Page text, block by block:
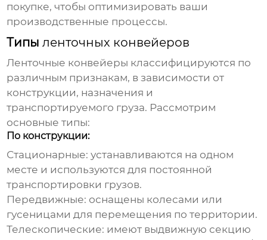
покупке, чтобы оптимизировать ваши
производственные процессы.
Типыленточных конвейеров
Ленточные конвейеры классифицируются по
различным признакам, в зависимости от
конструкции, назначения и
транспортируемого груза. Рассмотрим
основные типы:
По конструкции:
Стационарные: устанавливаются на одном
месте и используются для постоянной
транспортировки грузов.
Передвижные: оснащены колесами или
гусеницами для перемещения по территории.
Телескопические: имеют выдвижную секцию